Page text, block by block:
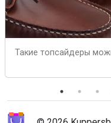
Такие топсайдеры